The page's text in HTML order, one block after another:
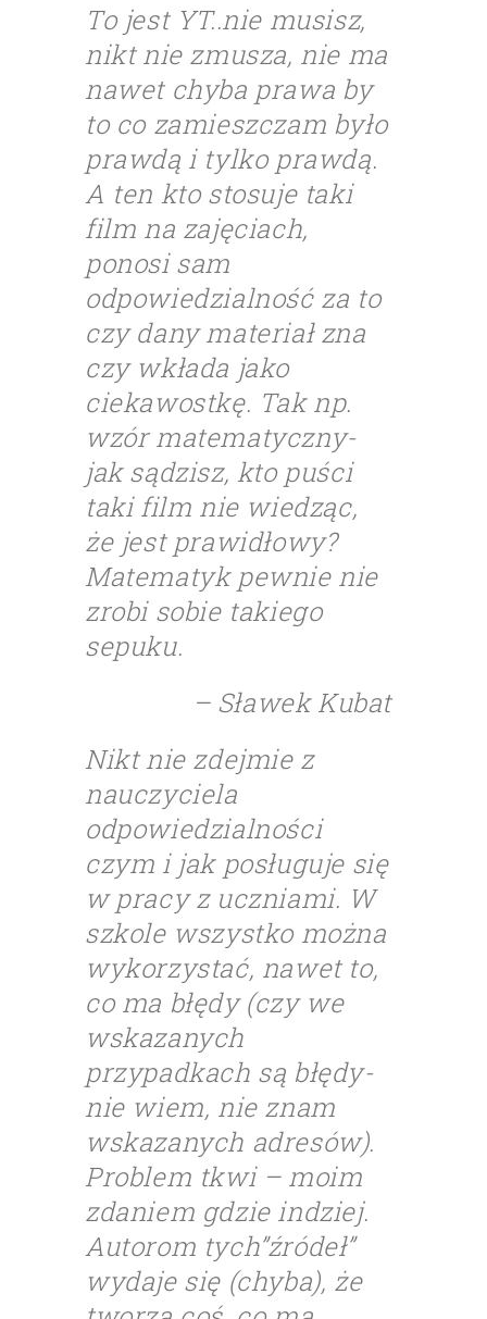
To jest YT..nie musisz,
nikt nie zmusza, nie ma
nawet chyba prawa by
to co zamieszczam było
prawdą i tylko prawdą.
A ten kto stosuje taki
film na zajęciach,
ponosi sam
odpowiedzialność za to
czy dany materiał zna
czy wkłada jako
ciekawostkę. Tak np.
wzór matematyczny-
jak sądzisz, kto puści
taki film nie wiedząc,
że jest prawidłowy?
Matematyk pewnie nie
zrobi sobie takiego
sepuku.
– Sławek Kubat
Nikt nie zdejmie z
nauczyciela
odpowiedzialności
czym i jak posługuje się
w pracy z uczniami. W
szkole wszystko można
wykorzystać, nawet to,
co ma błędy (czy we
wskazanych
przypadkach są błędy-
nie wiem, nie znam
wskazanych adresów).
Problem tkwi – moim
zdaniem gdzie indziej.
Autorom tych”źródeł”
wydaje się (chyba), że